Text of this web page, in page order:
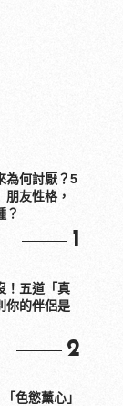
為何討厭？5
朋友性格，
？
1
！五道「真
你的伴侶是
2
色慾薰心」